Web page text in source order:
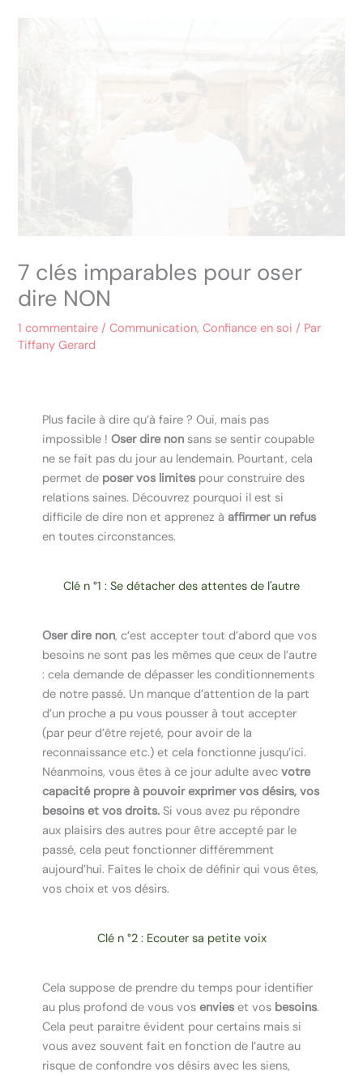
7 clés imparables pour oser
dire NON
1 commentaire /Communication,Confiance en soi / Par
Tiffany Gerard
Plus facile à dire qu’à faire ? Oui, mais pas
impossible !Oser dire non sans se sentir coupable
ne se fait pas du jour au lendemain. Pourtant, cela
permet de poser vos limites pour construire des
relations saines. Découvrez pourquoi il est si
difficile de dire non et apprenez àaffirmer un refus
en toutes circonstances.
Clé n °1 : Se détacher des attentes de l'autre
Oser dire non, c’est accepter tout d’abord que vos
besoins ne sont pas les mêmes que ceux de l’autre
: cela demande de dépasser les conditionnements
de notre passé. Un manque d’attention de la part
d’un proche a pu vous pousser à tout accepter
(par peur d’être rejeté, pour avoir de la
reconnaissance etc.) et cela fonctionne jusqu’ici.
Néanmoins, vous êtes à ce jour adulte avecvotre
capacité propre à pouvoir exprimer vos désirs, vos
besoins et vos droits. Si vous avez pu répondre
aux plaisirs des autres pour être accepté par le
passé, cela peut fonctionner différemment
aujourd’hui. Faites le choix de définir qui vous êtes,
vos choix et vos désirs.
Clé n °2 : Ecouter sa petite voix
Cela suppose de prendre du temps pour identifier
au plus profond de vous vosenvies et vos besoins.
Cela peut paraitre évident pour certains mais si
vous avez souvent fait en fonction de l’autre au
risque de confondre vos désirs avec les siens,